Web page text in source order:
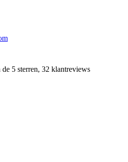
5 sterren, 32 klantreviews